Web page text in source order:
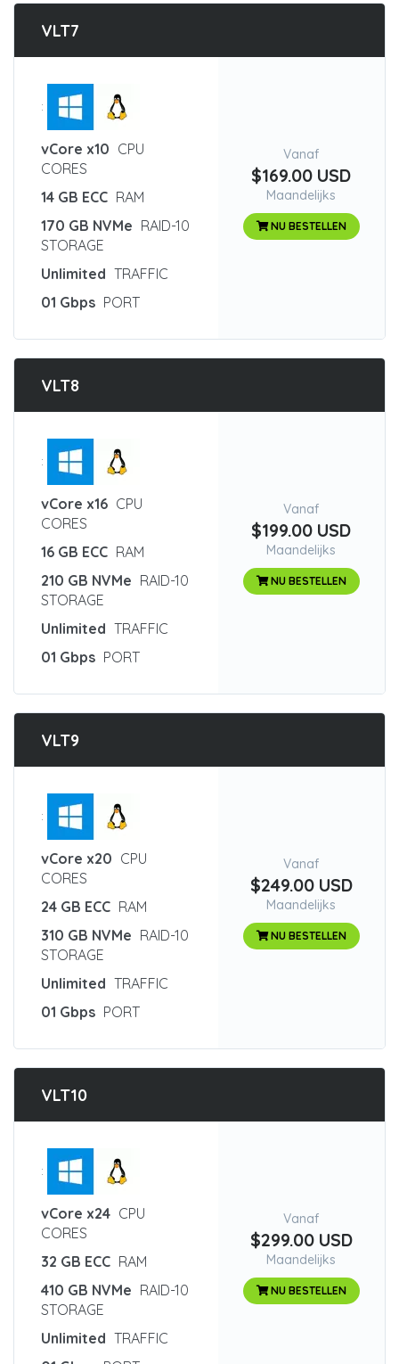
VLT7
:
vCore x10 CPU
CORES
14 GB ECC RAM
170 GB NVMe RAID-10
STORAGE
Unlimited TRAFFIC
01 Gbps PORT
Vanaf
$169.00 USD
Maandelijks
NU BESTELLEN
VLT8
:
vCore x16 CPU
CORES
16 GB ECC RAM
210 GB NVMe RAID-10
STORAGE
Unlimited TRAFFIC
01 Gbps PORT
Vanaf
$199.00 USD
Maandelijks
NU BESTELLEN
VLT9
:
vCore x20 CPU
CORES
24 GB ECC RAM
310 GB NVMe RAID-10
STORAGE
Unlimited TRAFFIC
01 Gbps PORT
Vanaf
$249.00 USD
Maandelijks
NU BESTELLEN
VLT10
:
vCore x24 CPU
CORES
32 GB ECC RAM
410 GB NVMe RAID-10
STORAGE
Unlimited TRAFFIC
Vanaf
$299.00 USD
Maandelijks
NU BESTELLEN